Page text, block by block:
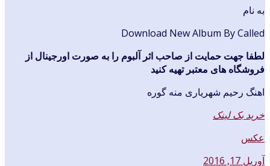
به نام
Download New Album By Called
لطفا جهت حمایت از صاحب اثر آلبوم را به صورت اورجینال از
فروشگاه های معتبر تهیه کنید
اهنگ رحیم شهریاری منه گوره
خرید بک لینک
عکس
آوریل 17, 2016